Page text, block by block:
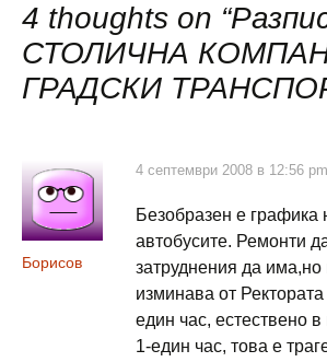
4 thoughts on “
СТОЛИЧНА
ГРАДСКИ
Борисов
4 септември 2008 в 12:56 pm
Безобразен е графика
автобусите. Ремонти
затруднения да има,но
изминава от
един час, естествено
1-един час, това е